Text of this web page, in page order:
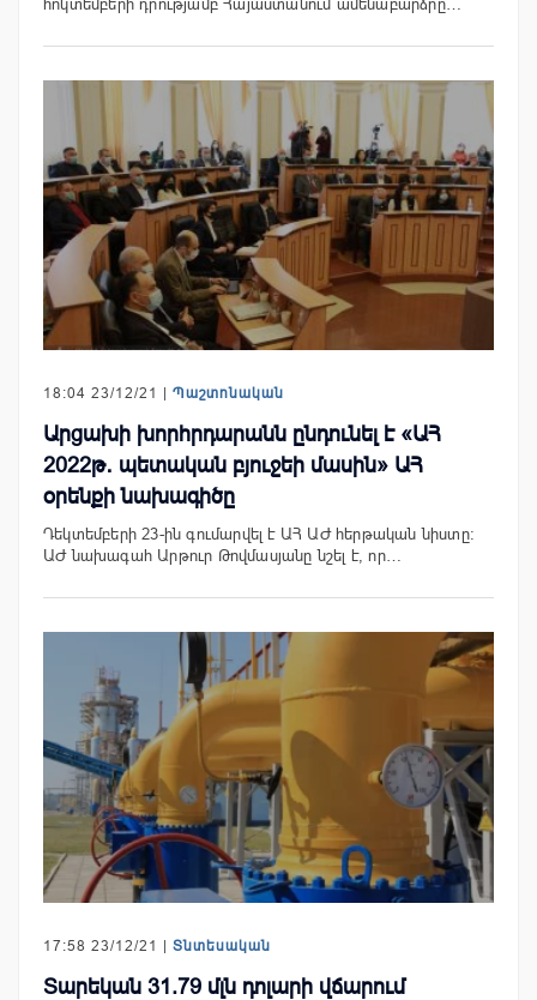
հոկտեմբերի դրությամբ Հայաստանում ամենաբարձրը…
18:04 23/12/21 | Պաշտոնական
Արցախի խորհրդարանն ընդունել է «ԱՀ
2022թ․ պետական բյուջեի մասին» ԱՀ
օրենքի նախագիծը
Դեկտեմբերի 23-ին գումարվել է ԱՀ ԱԺ հերթական նիստը:
ԱԺ նախագահ Արթուր Թովմասյանը նշել է, որ…
17:58 23/12/21 | Տնտեսական
Տարեկան 31.79 մլն դոլարի վճարում